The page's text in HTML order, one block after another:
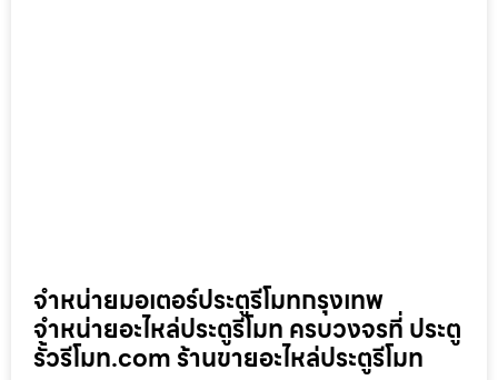
จำหน่ายมอเตอร์ประตูรีโมทกรุงเทพ
จำหน่ายอะไหล่ประตูรีโมท ครบวงจรที่ ประตู
รั้วรีโมท.com ร้านขายอะไหล่ประตูรีโมท